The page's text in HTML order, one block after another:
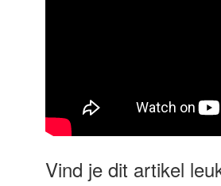
Vind je dit artikel